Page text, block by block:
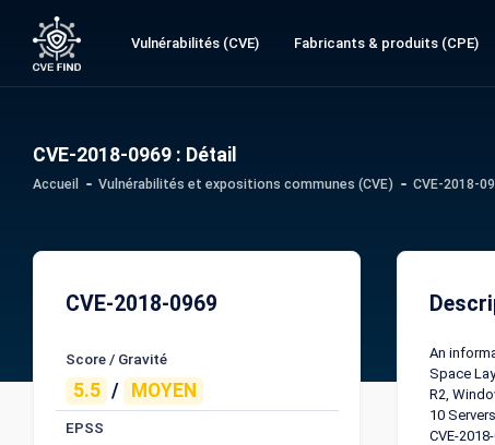
Vulnérabilités (CVE) Fabricants & produits (CPE)
CVE-2018-0969 : Détail
Accueil Vulnérabilités et expositions communes (CVE) CVE-2018-
CVE-2018-0969
Score / Gravité
5.5 / MOYEN
EPSS
An
Space
R2,
10
CVE-